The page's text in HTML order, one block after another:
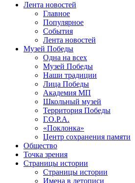
Лента новостей
Главное
Популярное
События
Лента новостей
Музей Победы
Одна на всех
Музей Победы
Наши традиции
Лица Победы
Академия МП
Школьный музей
Территория Победы
Г.О.Р.А.
«Поклонка»
Центр сохранения памяти
Общество
Точка зрения
Страницы истории
Страницы истории
Имена в летописи